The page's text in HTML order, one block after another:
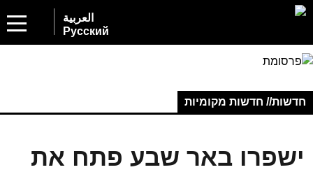
العربية
Русский
חדשות// חדשות מקומיות
ישפרו באר שבע פתח את